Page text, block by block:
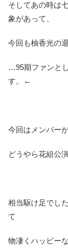
そしてあの時は
象があって、
今回も柚香光の
…95期ファンと
す。←
今回はメンバー
どうやら花組公
相当駆け足でし
て
物凄くハッピー